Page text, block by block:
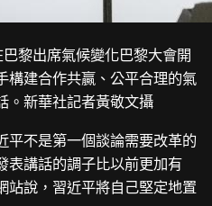
黎出席氣候變化巴黎大會開
構建合作共贏、公平合理的氣
。新華社記者黃敬文攝
平不是第一個談論需要改革的
表講話的調子比以前更加有
站說，習近平將自己堅定地置